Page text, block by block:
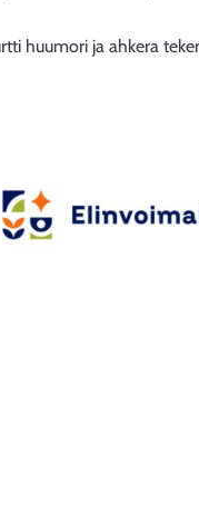
huumori ja ahkera